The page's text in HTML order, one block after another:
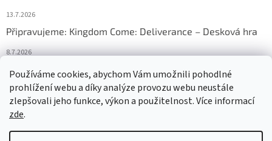
Používáme cookies, abychom Vám umožnili pohodlné
prohlížení webu a díky analýze provozu webu neustále
zlepšovali jeho funkce, výkon a použitelnost. Více informací
zde.
13.7.2026
Připravujeme: Kingdom Come: Deliverance – Desková hra
8.7.2026
Nejlepší deskové hry: výběr, který frčí v celém Česku
18.6.2026